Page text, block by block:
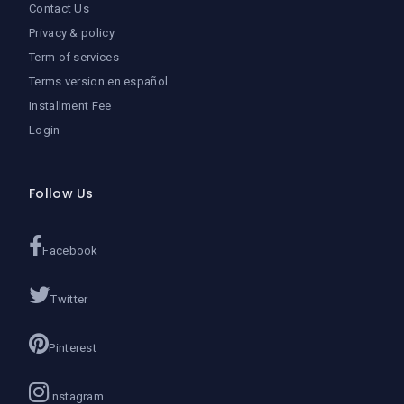
Contact Us
Privacy & policy
Term of services
Terms version en español
Installment Fee
Login
Follow Us
Facebook
Twitter
Pinterest
Instagram